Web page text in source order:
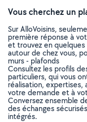
Vous cherchez un
Sur AlloVoisins,
première réponse à
et trouvez en
autour de chez vous,
murs - plafonds
Consultez les profils
particuliers, qui vous
réalisation, expertises,
votre demande et à
Conversez ensemble
des échanges
intégrés.